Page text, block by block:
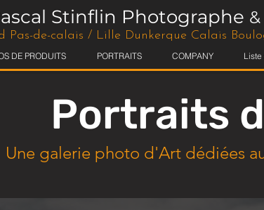
Stinflin Photographe &
Pas-de-calais / Lille Dunkerque Calais
DE PRODUITS PORTRAITS COMPANY
Portraits
Une galerie photo d'Art dédiées